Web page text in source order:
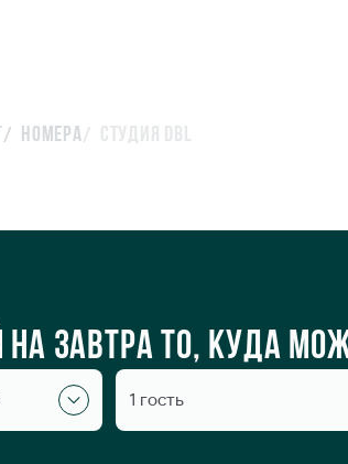
Номера Студия DBL
завтра то, куда
1 гость